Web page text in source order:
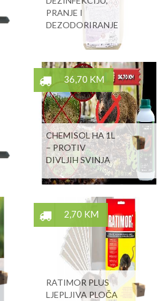
PRANJE I
DEZODORIRANJE
36,70 KM
CHEMISOL HA 1L
– PROTIV
DIVLJIH SVINJA
2,70 KM
RATIMOR PLUS
LJEPLJIVA PLOČA